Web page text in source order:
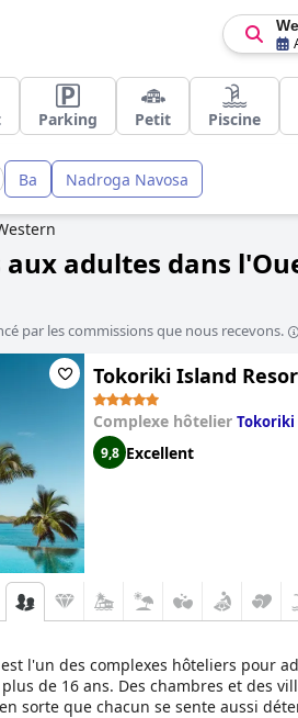
Parking Petit Piscine
Ba Nadroga Navosa
aux adultes dans
par les commissions que nous recevons.
Tokoriki Island
Complexe hôtelier Tokoriki
9,8 Excellent
est l'un des complexes hôteliers pour
de 16 ans. Des chambres et des
sorte que chacun se sente aussi